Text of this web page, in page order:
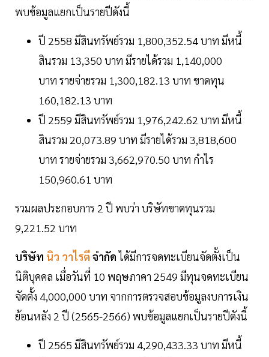
พบข้อมูลแยกเป็นรายปีดังนี้
ปี 2558 มีสินทรัพย์รวม 1,800,352.54 บาท มีหนี้
สินรวม 13,350 บาท มีรายได้รวม 1,140,000
บาท รายจ่ายรวม 1,300,182.13 บาท ขาดทุน
160,182.13 บาท
ปี 2559 มีสินทรัพย์รวม 1,976,242.62 บาท มีหนี้
สินรวม 20,073.89 บาท มีรายได้รวม 3,818,600
บาท รายจ่ายรวม 3,662,970.50 บาท กำไร
150,960.61 บาท
รวมผลประกอบการ 2 ปี พบว่า บริษัทขาดทุนรวม
9,221.52 บาท
บริษัท นิว วาไรตี จำกัดได้มีการจดทะเบียนจัดตั้งเป็น
นิติบุคคล เมื่อวันที่ 10 พฤษภาคา 2549 มีทุนจดทะเบียน
จัดตั้ง 4,000,000 บาท จากการตรวจสอบข้อมูลงบการเงิน
ย้อนหลัง 2 ปี (2565-2566) พบข้อมูลแยกเป็นรายปีดังนี้
ปี 2565 มีสินทรัพย์รวม 4,290,433.33 บาท มีหนี้